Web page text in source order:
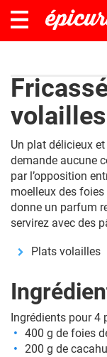
Un plat délicieux
demande aucune
par l’opposition
moelleux des
donne un parfum
servirez avec des
Plats volailles
Ingrédients pour 4
400 g de foies
200 g de